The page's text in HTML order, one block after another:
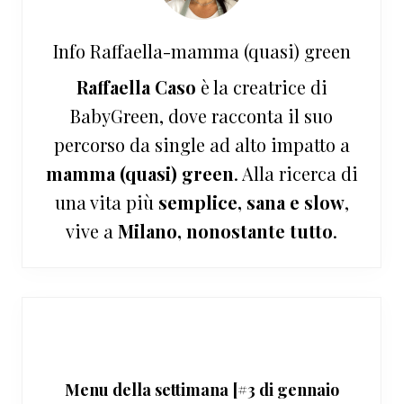
Info Raffaella-mamma (quasi) green
Raffaella Caso è la creatrice di
BabyGreen, dove racconta il suo
percorso da single ad alto impatto a
mamma (quasi) green. Alla ricerca di
una vita più semplice, sana e slow,
vive aMilano, nonostante tutto.
Menu della settimana [#3 di gennaio